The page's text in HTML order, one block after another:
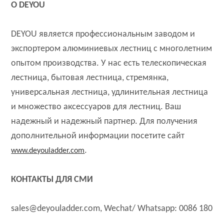
О DEYOU
DEYOU является профессиональным заводом и
экспортером алюминиевых лестниц с многолетним
опытом производства. У нас есть телескопическая
лестница, бытовая лестница, стремянка,
универсальная лестница, удлинительная лестница
и множество аксессуаров для лестниц. Ваш
надежный и надежный партнер. Для получения
дополнительной информации посетите сайт
www.deyouladder.com.
КОНТАКТЫ ДЛЯ СМИ
sales@deyouladder.com, Wechat/ Whatsapp: 0086 180